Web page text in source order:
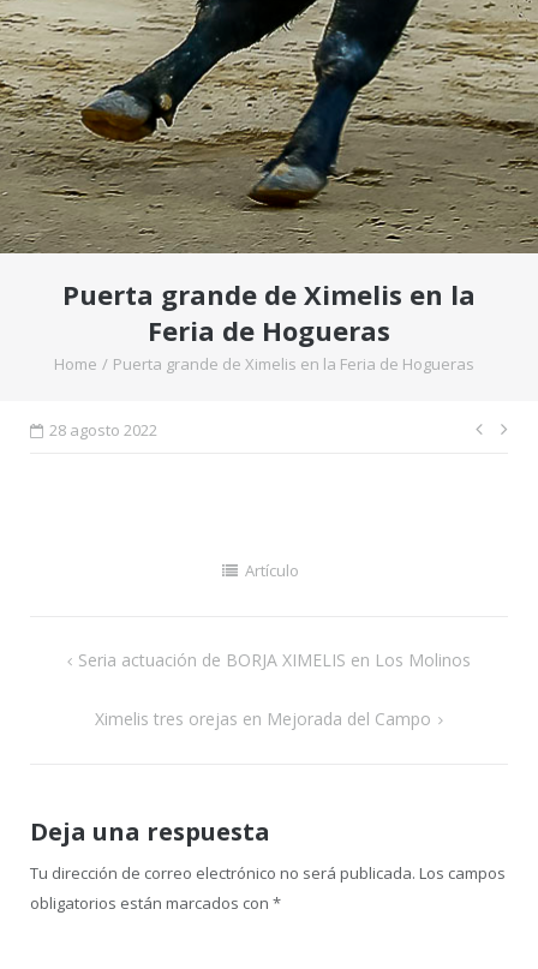
Puerta grande de Ximelis en la
Feria de Hogueras
Home / Puerta grande de Ximelis en la Feria de Hogueras
28 agosto 2022
Artículo
Navegación
entradas
Seria actuación de BORJA XIMELIS en Los Molinos
Ximelis tres orejas en Mejorada del Campo
Deja una respuesta
Tu dirección de correo electrónico no será publicada. Los campos
obligatorios están marcados con *